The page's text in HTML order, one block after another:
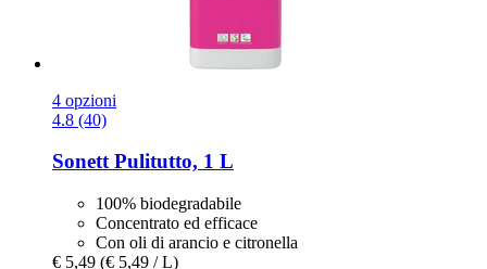
4 opzioni
4.8 (40)
SonettPulitutto, 1 L
100% biodegradabile
Concentrato ed efficace
Con oli di arancio e citronella
€ 5,49 (€ 5,49 / L)